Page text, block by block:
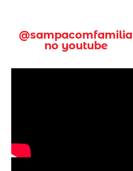
@sampacomfamilia
no youtube